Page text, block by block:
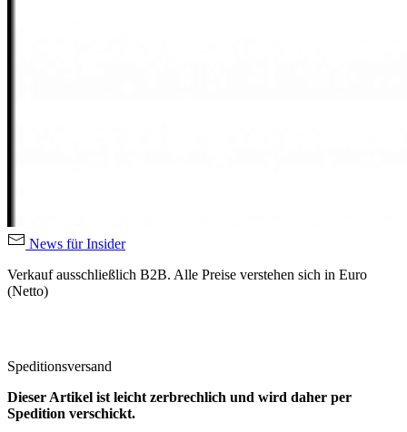
News für Insider
Verkauf ausschließlich B2B. Alle Preise verstehen sich in Euro
(Netto)
Speditionsversand
Dieser Artikel ist leicht zerbrechlich und wird daher per
Spedition verschickt.